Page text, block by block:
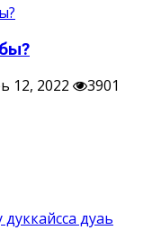
12, 2022
3901